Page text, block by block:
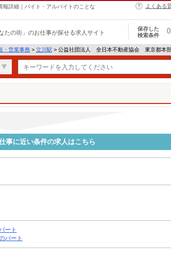
詳細｜バイト・アルバイトのことな
よくある
なたの街」のお仕事が探せる求人サイト
保存した
検索条件
0
・営業事務 > 立川駅 > 公益社団法人 全日本不動産協会 東京都本
に近い条件の求人はこちら
ート
パート